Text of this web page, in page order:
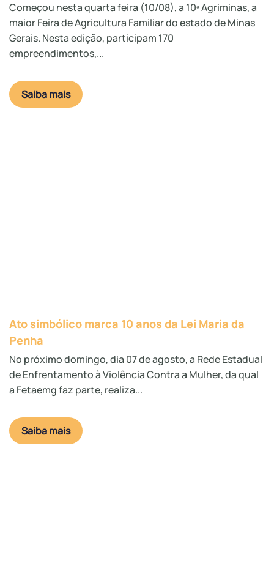
Começou nesta quarta feira (10/08), a 10ª Agriminas, a
maior Feira de Agricultura Familiar do estado de Minas
Gerais. Nesta edição, participam 170
empreendimentos,...
Saiba mais
Ato simbólico marca 10 anos da Lei Maria da
Penha
No próximo domingo, dia 07 de agosto, a Rede Estadual
de Enfrentamento à Violência Contra a Mulher, da qual
a Fetaemg faz parte, realiza...
Saiba mais